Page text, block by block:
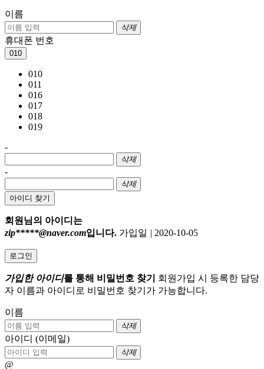
이름
삭제
휴대폰 번호
010
010
011
016
017
018
019
-
삭제
-
삭제
아이디 찾기
회원님의 아이디는
zip*****@naver.com입니다. 가입일 | 2020-10-05
로그인
가입한 아이디를 통해 비밀번호 찾기
회원가입 시 등록한 담당
자 이름과 아이디로 비밀번호 찾기가 가능합니다.
이름
삭제
아이디 (이메일)
삭제
@